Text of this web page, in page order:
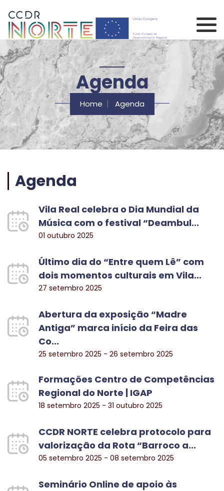
Comissão de
Agenda
Home Agenda
Agenda
Vila Real celebra o Dia Mundial da
Música com o festival “Deambul...
01 outubro 2025
Último dia do “Entre quem Lê” com
dois momentos culturais em Vila...
27 setembro 2025
Abertura da exposição “Madre
Antiga” marca início da Feira das
Co...
25 setembro 2025 - 26 setembro 2025
Formações Centro de Competências
Regional do Norte | IGAP
18 setembro 2025 - 31 outubro 2025
CCDR NORTE celebra protocolo para
valorização da Rota “Barroco a...
05 setembro 2025 - 08 setembro 2025
Seminário Online de apoio às